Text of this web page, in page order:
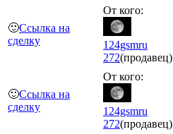
🙂Ссылка на
сделку
От кого:
124gsmru
272(продавец)
🙂Ссылка на
сделку
От кого:
124gsmru
272(продавец)